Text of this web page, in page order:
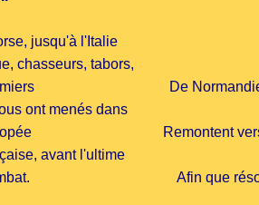
jusqu'à l'Italie
chasseurs, tabors,
ont menés dans
avant l'ultime
De
Remontent
Afin que